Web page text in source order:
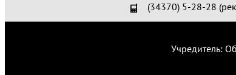
(34370) 5-28-28
Учредитель: